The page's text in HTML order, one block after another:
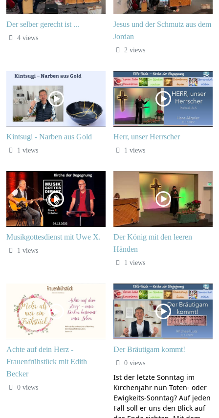
Der selber gerecht ist ...
4 views
Jesus und der Schmutz aus dem
Jordan
2 views
Kintsugi - Narben aus Gold
1 views
Herr, unser Herrscher
1 views
Musikgottesdienst mit Uwe X.
1 views
Der König mit den leeren
Händen
1 views
Achte auf dein Herz -
Frauenfrühstück mit Edith
Becker
0 views
Der Bräutigam kommt!
0 views
Ist der letzte Sonntag im
Kirchenjahr nun Toten- oder
Ewigkeits-Sonntag? Auf jeden
Fall soll er uns den Blick auf